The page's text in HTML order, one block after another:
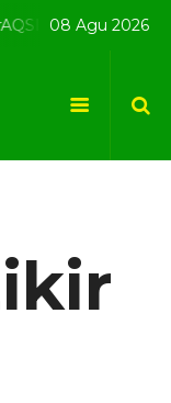
Beradab alQuran
08 Agu 2026